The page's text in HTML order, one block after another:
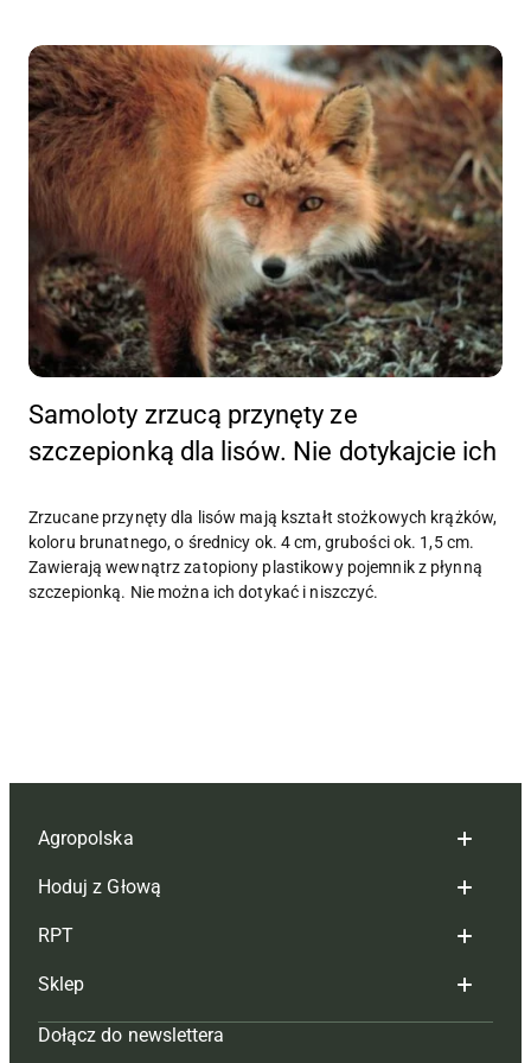
Samoloty zrzucą przynęty ze
szczepionką dla lisów. Nie dotykajcie ich
Zrzucane przynęty dla lisów mają kształt stożkowych krążków,
koloru brunatnego, o średnicy ok. 4 cm, grubości ok. 1,5 cm.
Zawierają wewnątrz zatopiony plastikowy pojemnik z płynną
szczepionką. Nie można ich dotykać i niszczyć.
Agropolska
Redakcja
Reklama
Tagi
Mapa serwisu
Hoduj z Głową
Hoduj z głową bydło
Hoduj z głową świnie
Prenumerata
RPT
Redakcja
Prenumerata
Sklep
Czasopisma i prenumerata
Dołącz do newslettera